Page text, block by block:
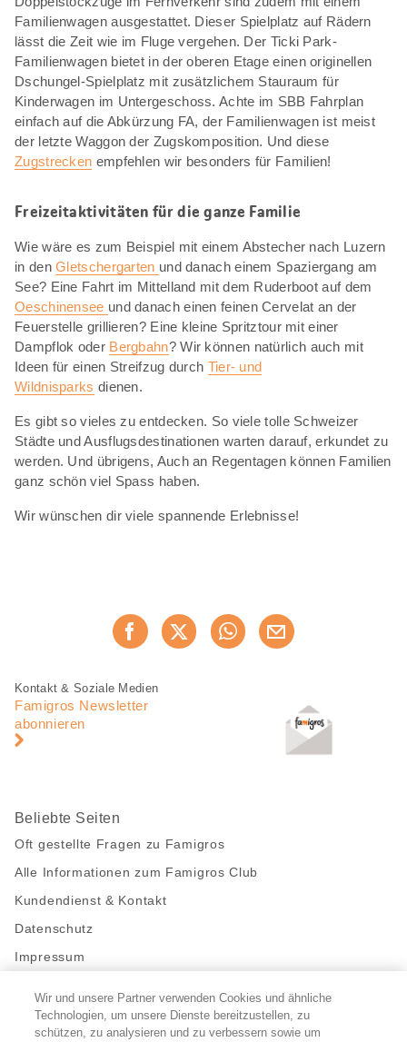
Familienwagen ausgestattet. Dieser Spielplatz auf Rädern
lässt die Zeit wie im Fluge vergehen. Der Ticki Park-
Familienwagen bietet in der oberen Etage einen originellen
Dschungel-Spielplatz mit zusätzlichem Stauraum für
Kinderwagen im Untergeschoss. Achte im SBB Fahrplan
einfach auf die Abkürzung FA, der Familienwagen ist meist
der letzte Waggon der Zugskomposition. Und diese
Zugstrecken empfehlen wir besonders für Familien!
Freizeitaktivitäten für die ganze Familie
Wie wäre es zum Beispiel mit einem Abstecher nach Luzern
in denGletschergarten und danach einem Spaziergang am
See? Eine Fahrt im Mittelland mit dem Ruderboot auf dem
Oeschinensee und danach einen feinen Cervelat an der
Feuerstelle grillieren? Eine kleine Spritztour mit einer
Dampflok oder Bergbahn? Wir können natürlich auch mit
Ideen für einen Streifzug durch Tier- und
Wildnisparks dienen.
Es gibt so vieles zu entdecken. So viele tolle Schweizer
Städte und Ausflugsdestinationen warten darauf, erkundet zu
werden. Und übrigens, Auch an Regentagen können Familien
ganz schön viel Spass haben.
Wir wünschen dir viele spannende Erlebnisse!
Jetzt weiterempfehlen
Fusszeile
Fusszeile
Navigation
Kontakt & Soziale Medien
Famigros Newsletter
abonnieren
Beliebte Seiten
Oft gestellte Fragen zu Famigros
Alle Informationen zum Famigros Club
Kundendienst & Kontakt
Datenschutz
Impressum
Bleibe mit uns in Kontakt
Facebook
https://twitter.com/migros
https://www.youtube.com/user/
PinterestInstagram
Wir und unsere Partner verwenden Cookies und ähnliche
Technologien, um unsere Dienste bereitzustellen, zu
schützen, zu analysieren und zu verbessern sowie um